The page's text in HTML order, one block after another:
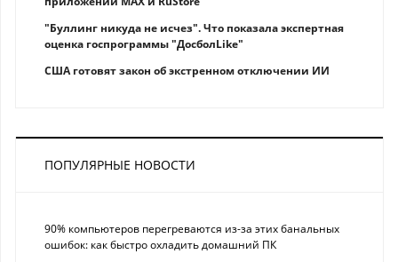
"Буллинг никуда не исчез". Что показала экспертная
оценка госпрограммы "ДосболLike"
США готовят закон об экстренном отключении ИИ
ПОПУЛЯРНЫЕ НОВОСТИ
90% компьютеров перегреваются из-за этих банальных
ошибок: как быстро охладить домашний ПК